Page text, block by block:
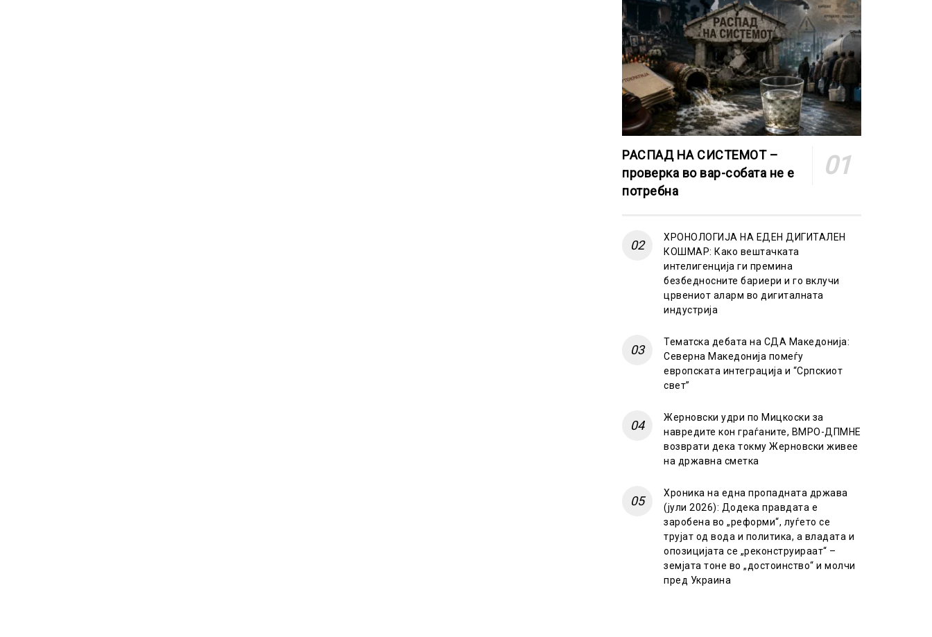
РАСПАД НА СИСТЕМОТ –
проверка во вар-собата не е
потребна
ХРОНОЛОГИЈА НА ЕДЕН ДИГИТАЛЕН
КОШМАР: Како вештачката
интелигенција ги премина
безбедносните бариери и го вклучи
црвениот аларм во дигиталната
индустрија
Тематска дебата на СДА Македонија:
Северна Македонија помеѓу
европската интеграција и “Српскиот
свет”
Жерновски удри по Мицкоски за
навредите кон граѓаните, ВМРО-ДПМНЕ
возврати дека токму Жерновски живее
на државна сметка
Хроника на една пропадната држава
(јули 2026): Додека правдата е
заробена во „реформи“, луѓето се
трујат од вода и политика, а владата и
опозицијата се „реконструираат“ –
земјата тоне во „достоинство“ и молчи
пред Украина